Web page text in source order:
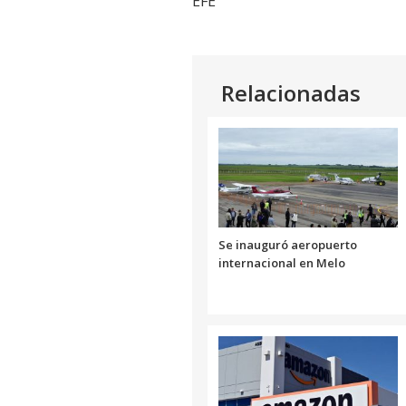
Relacionadas
Se inauguró aeropuerto
internacional en Melo